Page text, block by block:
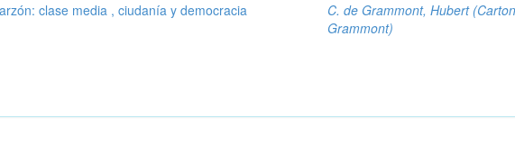
clase media , ciudanía y democracia
C. de Grammont, Hubert
Grammont)